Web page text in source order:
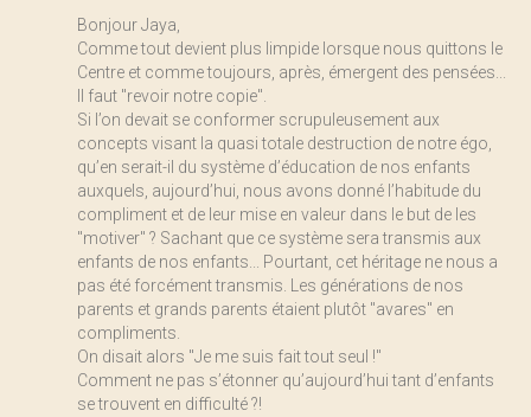
Bonjour Jaya,
Comme tout devient plus limpide lorsque nous quittons le
Centre et comme toujours, après, émergent des pensées...
Il faut "revoir notre copie".
Si l’on devait se conformer scrupuleusement aux
concepts visant la quasi totale destruction de notre égo,
qu’en serait-il du système d’éducation de nos enfants
auxquels, aujourd’hui, nous avons donné l’habitude du
compliment et de leur mise en valeur dans le but de les
"motiver" ? Sachant que ce système sera transmis aux
enfants de nos enfants... Pourtant, cet héritage ne nous a
pas été forcément transmis. Les générations de nos
parents et grands parents étaient plutôt "avares" en
compliments.
On disait alors "Je me suis fait tout seul !"
Comment ne pas s’étonner qu’aujourd’hui tant d’enfants
se trouvent en difficulté ?!